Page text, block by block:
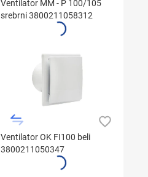
Ventilator MM - P 100/105
srebrni 3800211058312
Ventilator OK FI100 beli
3800211050347